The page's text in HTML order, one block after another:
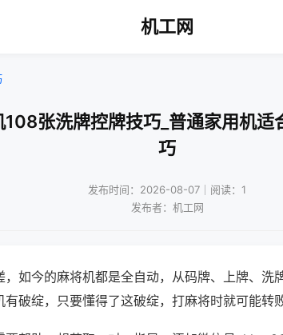
机工网
张洗牌控牌技巧_普通家用机
巧
发布时间：2026-08-07｜阅读：1
发布者：机工网
，如今的麻将机都是全自动，从码牌、上牌、洗
破绽，只要懂得了这破绽，打麻将时就可能转